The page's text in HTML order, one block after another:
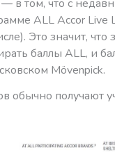
в том, что с
ALL Accor
Это значит,
баллы ALL, и
Mövenpick.
обычно получают